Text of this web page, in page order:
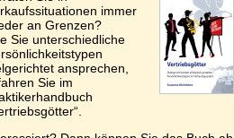
immer
an Grenzen?
Sie unterschiedliche
ansprechen,
Sie im